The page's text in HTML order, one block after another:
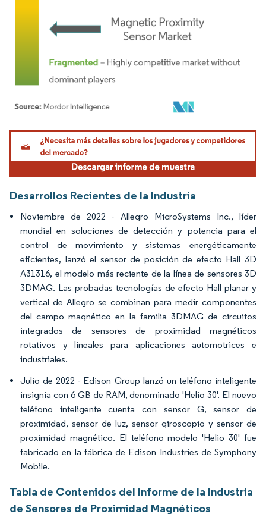
Imagen © Mordor Intelligence. El uso requiere atribución según CC BY 4.0.
Desarrollos Recientes de la Industria
Noviembre de 2022 - Allegro MicroSystems Inc., líder
mundial en soluciones de detección y potencia para el
control de movimiento y sistemas energéticamente
eficientes, lanzó el sensor de posición de efecto Hall 3D
A31316, el modelo más reciente de la línea de sensores 3D
3DMAG. Las probadas tecnologías de efecto Hall planar y
vertical de Allegro se combinan para medir componentes
del campo magnético en la familia 3DMAG de circuitos
integrados de sensores de proximidad magnéticos
rotativos y lineales para aplicaciones automotrices e
industriales.
Julio de 2022 - Edison Group lanzó un teléfono inteligente
insignia con 6 GB de RAM, denominado 'Helio 30'. El nuevo
teléfono inteligente cuenta con sensor G, sensor de
proximidad, sensor de luz, sensor giroscopio y sensor de
proximidad magnético. El teléfono modelo 'Helio 30' fue
fabricado en la fábrica de Edison Industries de Symphony
Mobile.
Tabla de Contenidos del Informe de la Industria
de Sensores de Proximidad Magnéticos